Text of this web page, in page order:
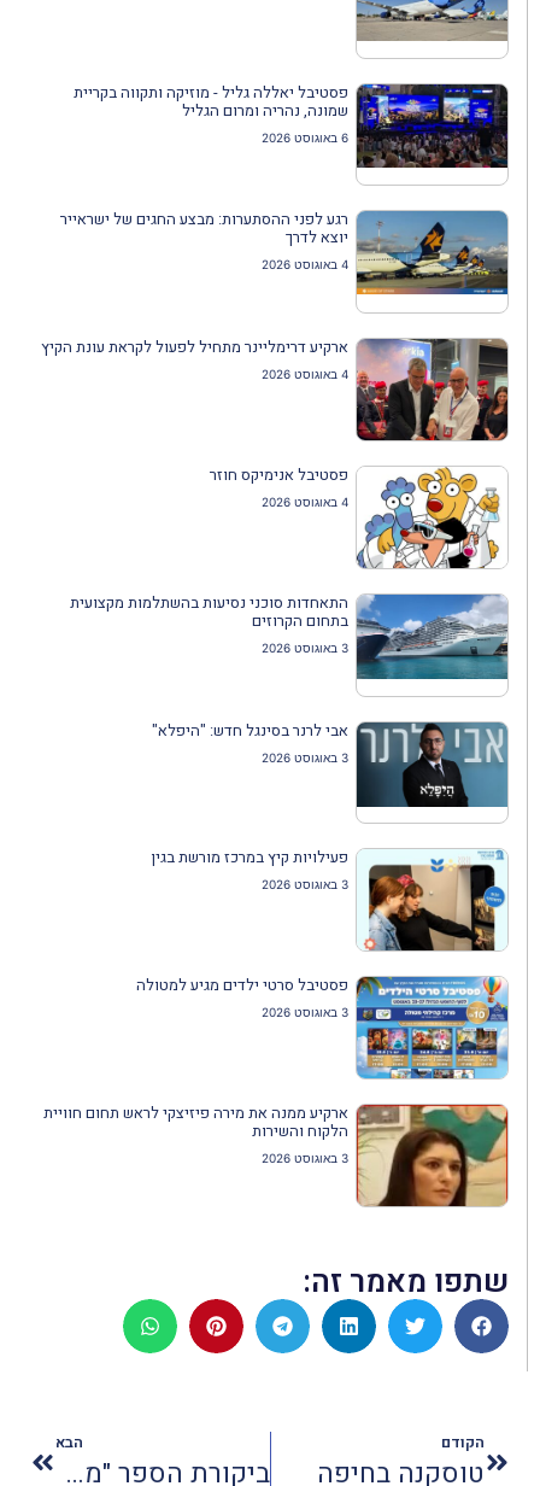
פסטיבל יאללה גליל - מוזיקה ותקווה בקריית
שמונה, נהריה ומרום הגליל
6 באוגוסט 2026
רגע לפני ההסתערות: מבצע החגים של ישראייר
יוצא לדרך
4 באוגוסט 2026
ארקיע דרימליינר מתחיל לפעול לקראת עונת הקיץ
4 באוגוסט 2026
פסטיבל אנימיקס חוזר
4 באוגוסט 2026
התאחדות סוכני נסיעות בהשתלמות מקצועית
בתחום הקרוזים
3 באוגוסט 2026
אבי לרנר בסינגל חדש: "היפלא"
3 באוגוסט 2026
פעילויות קיץ במרכז מורשת בגין
3 באוגוסט 2026
פסטיבל סרטי ילדים מגיע למטולה
3 באוגוסט 2026
ארקיע ממנה את מירה פיזיצקי לראש תחום חוויית
הלקוח והשירות
3 באוגוסט 2026
שתפו מאמר זה:
הקודם
טוסקנה בחיפה
הבא
ביקורת הספר "מסביב לעולם ב54 פרשות"